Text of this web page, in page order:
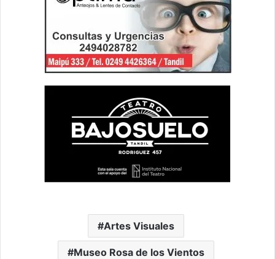
Artes Visuales
Museo Rosa de los Vientos